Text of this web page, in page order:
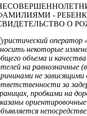
-
О
оператор
некоторые
объема и
на равнозначные
не
за
пробками на